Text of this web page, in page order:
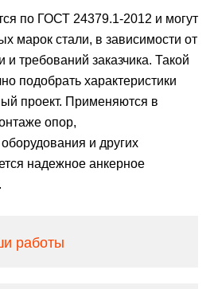
по ГОСТ 24379.1-2012 и могут
марок стали, в зависимости от
и требований заказчика. Такой
подобрать характеристики
проект. Применяются в
опор,
и других
надежное анкерное
работы